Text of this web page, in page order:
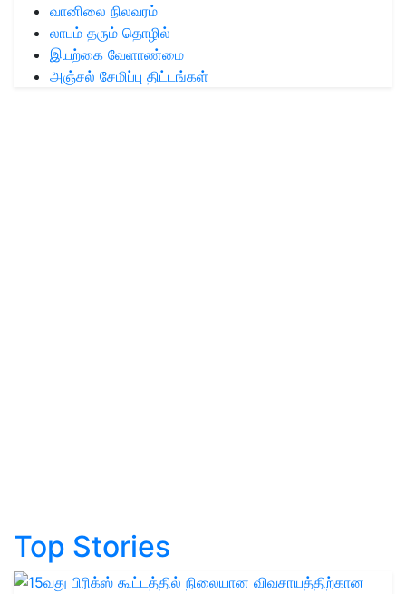
வானிலை நிலவரம்
லாபம் தரும் தொழில்
இயற்கை வேளாண்மை
அஞ்சல் சேமிப்பு திட்டங்கள்
Top Stories